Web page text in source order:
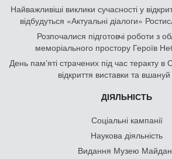
Найважливіші виклики сучасності у
відбудуться «Актуальні діалоги»
Розпочалися підготовчі роботи з
меморіального простору Героїв
День памʼяті страчених під час теракту в
відкриття виставки та вшануй
ДІЯЛЬНІСТЬ
Соціальні кампанії
Наукова діяльність
Видання Музею